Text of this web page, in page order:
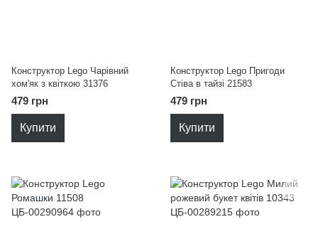
Конструктор Lego Чарівний
хом'як з квіткою 31376
479 грн
Купити
Конструктор Lego Пригоди
Стіва в тайзі 21583
479 грн
Купити